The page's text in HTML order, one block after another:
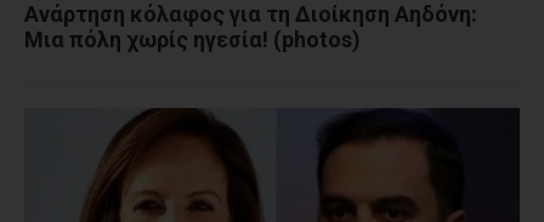
Ανάρτηση κόλαφος για τη Διοίκηση Αηδόνη:
Μια πόλη χωρίς ηγεσία! (photos)